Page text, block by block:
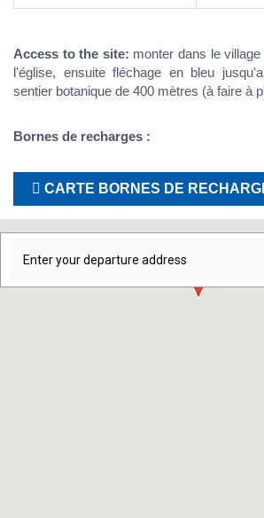
Access to the site: monter dans le
l'église, ensuite fléchage en bleu
sentier botanique de 400 mètres (à faire à
Bornes de recharges :
CARTE BORNES DE